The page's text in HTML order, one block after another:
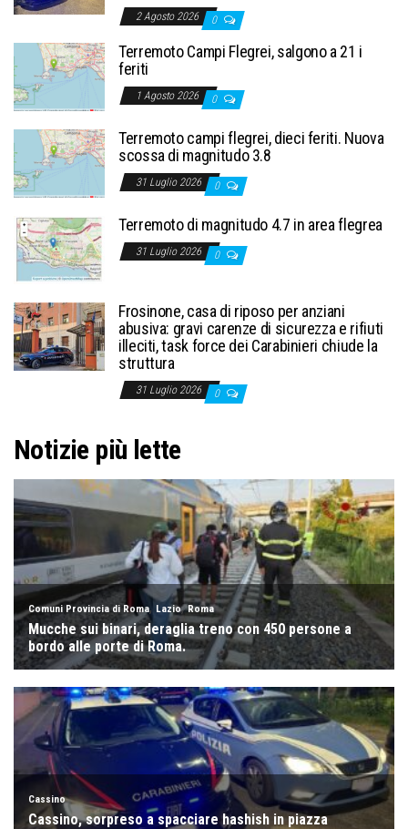
2 Agosto 2026 0
Terremoto Campi Flegrei, salgono a 21 i
feriti
1 Agosto 2026 0
Terremoto campi flegrei, dieci feriti. Nuova
scossa di magnitudo 3.8
31 Luglio 2026 0
Terremoto di magnitudo 4.7 in area flegrea
31 Luglio 2026 0
Frosinone, casa di riposo per anziani
abusiva: gravi carenze di sicurezza e rifiuti
illeciti, task force dei Carabinieri chiude la
struttura
31 Luglio 2026 0
Notizie più lette